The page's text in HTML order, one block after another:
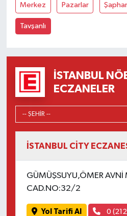
Merkez Pazarlar
Tavşanlı
İSTANBUL
ECZANELER
İSTANBUL CİTY
GÜMÜŞSUYU,ÖMER
CAD.NO:32/2
Yol Tarifi Al 0